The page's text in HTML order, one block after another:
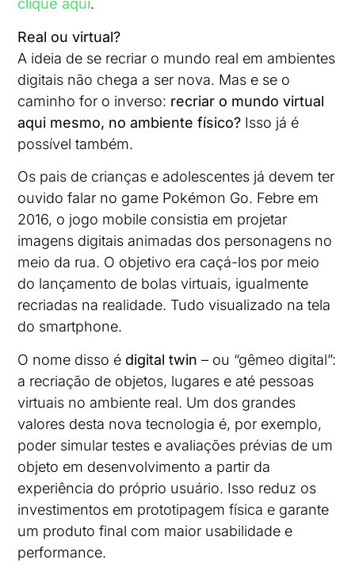
clique aqui.
Real ou virtual?
A ideia de se recriar o mundo real em ambientes
digitais não chega a ser nova. Mas e se o
caminho for o inverso: recriar o mundo virtual
aqui mesmo, no ambiente físico? Isso já é
possível também.
Os pais de crianças e adolescentes já devem ter
ouvido falar no game Pokémon Go. Febre em
2016, o jogo mobile consistia em projetar
imagens digitais animadas dos personagens no
meio da rua. O objetivo era caçá-los por meio
do lançamento de bolas virtuais, igualmente
recriadas na realidade. Tudo visualizado na tela
do smartphone.
O nome disso é digital twin – ou “gêmeo digital”:
a recriação de objetos, lugares e até pessoas
virtuais no ambiente real. Um dos grandes
valores desta nova tecnologia é, por exemplo,
poder simular testes e avaliações prévias de um
objeto em desenvolvimento a partir da
experiência do próprio usuário. Isso reduz os
investimentos em prototipagem física e garante
um produto final com maior usabilidade e
performance.